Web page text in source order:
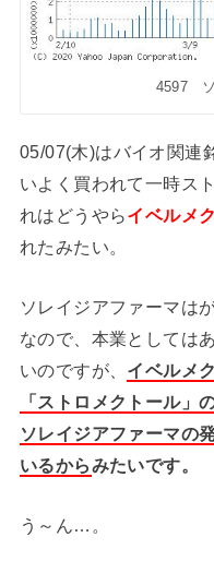
4597 ソ
05/07(木)はバイオ関連
いよく買われて一時ス
れはどうやらイベルメ
れたみたい。
ソレイジアファーマは
なので、本業としては
いのですが、 イベルメ
「ストロメクトール」
ソレイジアファーマの
いるからみたいです。
う～ん…。